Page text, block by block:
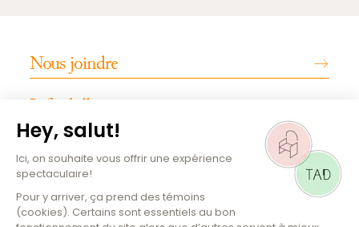
Nous joindre
Infos billetterie
INFOS PRATIQUES
Emplois